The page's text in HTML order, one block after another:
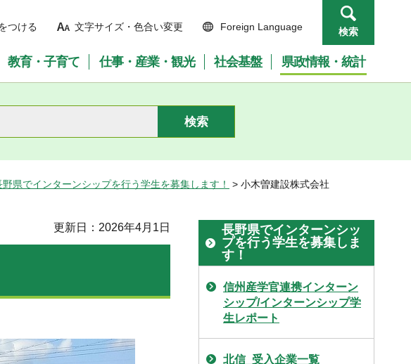
つける 文字サイズ・色合い変更 Foreign Language 検索
教育・子育て 仕事・産業・観光 社会基盤 県政情報・統計
野県でインターンシップを行う学生を募集します！ > 小木曽建設株式会社
更新日：2026年4月1日
長野県でインターンシッ
プを行う学生を募集しま
す！
信州産学官連携インターン
シップ/インターンシップ学
生レポート
北信_受入企業一覧